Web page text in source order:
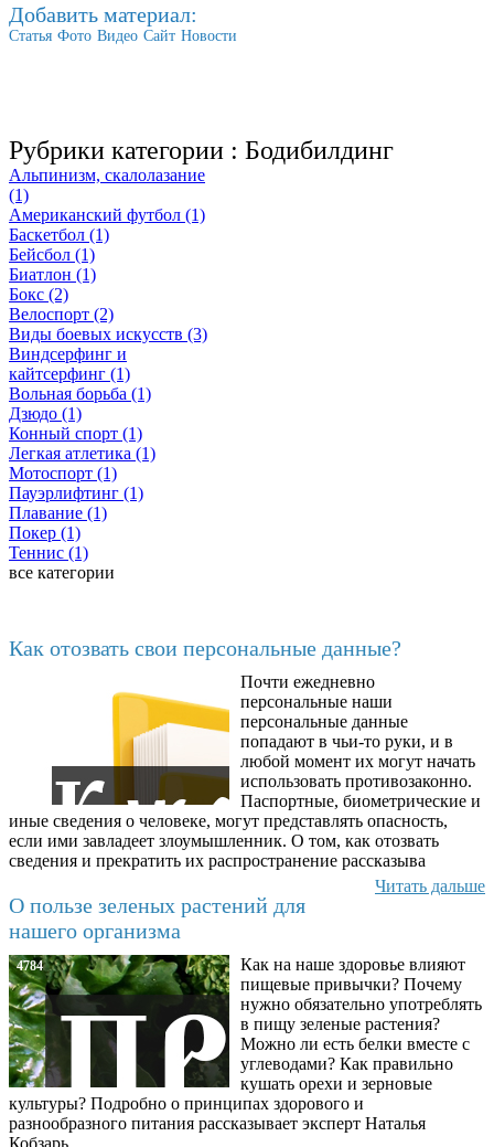
Добавить материал:
Статья Фото Видео Сайт Новости
Рубрики категории : Бодибилдинг
Альпинизм, скалолазание
(1)
Американский футбол (1)
Баскетбол (1)
Бейсбол (1)
Биатлон (1)
Бокс (2)
Велоспорт (2)
Виды боевых искусств (3)
Виндсерфинг и
кайтсерфинг (1)
Вольная борьба (1)
Дзюдо (1)
Конный спорт (1)
Легкая атлетика (1)
Мотоспорт (1)
Пауэрлифтинг (1)
Плавание (1)
Покер (1)
Теннис (1)
все категории
Как отозвать свои персональные данные?
Почти ежедневно
персональные наши
персональные данные
попадают в чьи-то руки, и в
любой момент их могут начать
использовать противозаконно.
Паспортные, биометрические и
иные сведения о человеке, могут представлять опасность,
если ими завладеет злоумышленник. О том, как отозвать
сведения и прекратить их распространение рассказыва
Читать дальше
О пользе зеленых растений для
нашего организма
4784
Как на наше здоровье влияют
пищевые привычки? Почему
нужно обязательно употреблять
в пищу зеленые растения?
Можно ли есть белки вместе с
углеводами? Как правильно
кушать орехи и зерновые
культуры? Подробно о принципах здорового и
разнообразного питания рассказывает эксперт Наталья
Кобзарь.